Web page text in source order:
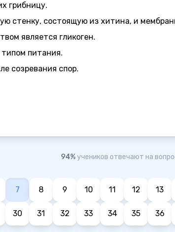
грибницу.
стенку, состоящую из хитина, и
является гликоген.
питания.
созревания спор.
94%учеников отвечают на
7 8 9 10 11 12 13
30 31 32 33 34 35 36